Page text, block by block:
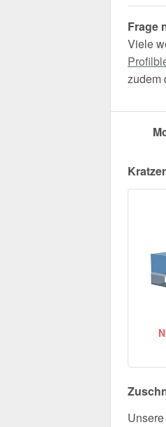
Frage
Viele
zudem